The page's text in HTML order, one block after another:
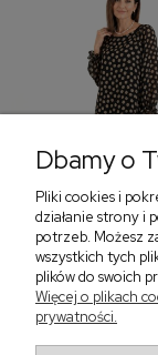
Sukienka z
bufiastym
‹
Dbamy o
Pliki cookies i
działanie strony i
potrzeb. Możesz
wszystkich tych
plików do swoich
Więcej o plikach
prywatności.